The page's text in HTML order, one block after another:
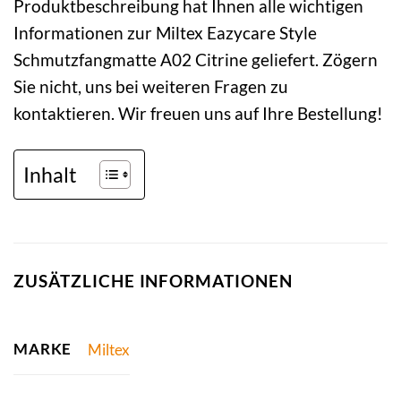
Produktbeschreibung hat Ihnen alle wichtigen
Informationen zur Miltex Eazycare Style
Schmutzfangmatte A02 Citrine geliefert. Zögern
Sie nicht, uns bei weiteren Fragen zu
kontaktieren. Wir freuen uns auf Ihre Bestellung!
Inhalt
ZUSÄTZLICHE INFORMATIONEN
MARKE Miltex